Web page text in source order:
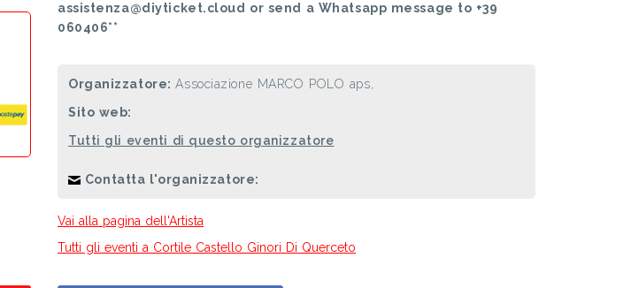
assistenza@diyticket.cloud or send a Whatsapp message to +39
060406**
Organizzatore:Associazione MARCO POLO aps,
Sito web:
Tutti gli eventi di questo organizzatore
Contatta l'organizzatore:
Vai alla pagina dell'Artista
Tutti gli eventi a Cortile Castello Ginori Di Querceto